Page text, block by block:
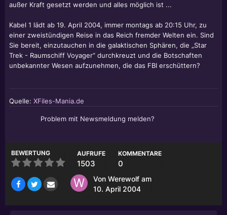
außer Kraft gesetzt werden und alles möglich ist ...
Kabel 1 lädt ab 19. April 2004, immer montags ab 20:15 Uhr, zu
einer zweistündigen Reise in das Reich fremder Welten ein. Sind
Sie bereit, einzutauchen in die galaktischen Sphären, die „Star
Trek - Raumschiff Voyager“ durchkreuzt und die Botschaften
unbekannter Wesen aufzunehmen, die das FBI erschüttern?
Quelle: XFiles-Mania.de
Problem mit Newsmeldung melden?
BEWERTUNG AUFRUFE
1503
KOMMENTARE
0
Von Werewolf am
10. April 2004